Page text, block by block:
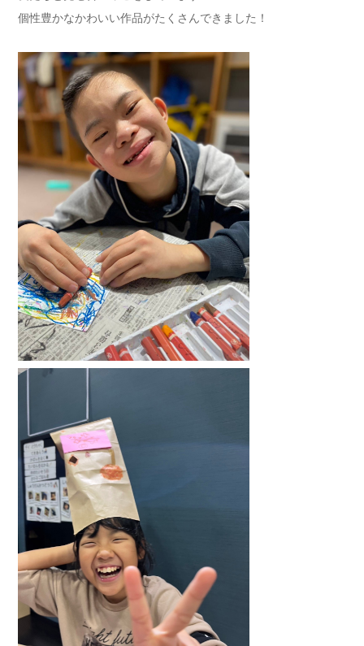
個性豊かなかわいい作品がたくさんできました！